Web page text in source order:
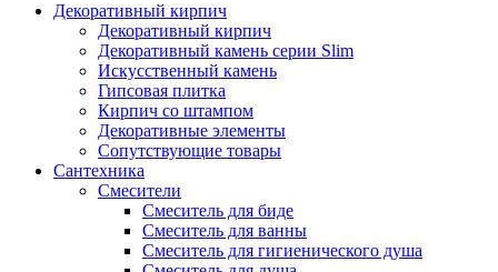
Декоративный кирпич
Декоративный кирпич
Декоративный камень серии Slim
Искусственный камень
Гипсовая плитка
Кирпич со штампом
Декоративные элементы
Сопутствующие товары
Сантехника
Смесители
Смеситель для биде
Смеситель для ванны
Смеситель для гигиенического душа